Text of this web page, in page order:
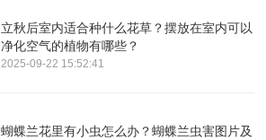
立秋后室内适合种什么花草？摆放在室内可以
净化空气的植物有哪些？
2025-09-22 15:52:41
蝴蝶兰花里有小虫怎么办？蝴蝶兰虫害图片及